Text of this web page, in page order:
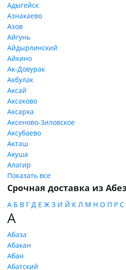
Адыгейск
Азнакаево
Азов
Айгунь
Айдырлинский
Айкино
Ак-Довурак
Акбулак
Аксай
Аксаково
Аксарка
Аксеново-Зиловское
Аксубаево
Акташ
Акуша
Алагир
Показать все
Срочная доставка из
А Б В Г Д Е Ж З И Й К Л М Н О П Р С
А
Абаза
Абакан
Абан
Абатский